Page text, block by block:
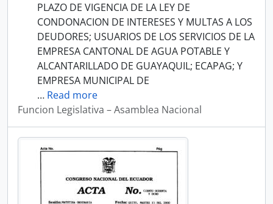
PLAZO DE VIGENCIA DE LA LEY DE
CONDONACION DE INTERESES Y MULTAS A LOS
DEUDORES; USUARIOS DE LOS SERVICIOS DE LA
EMPRESA CANTONAL DE AGUA POTABLE Y
ALCANTARILLADO DE GUAYAQUIL; ECAPAG; Y
EMPRESA MUNICIPAL DE
… Read more
Funcion Legislativa – Asamblea Nacional